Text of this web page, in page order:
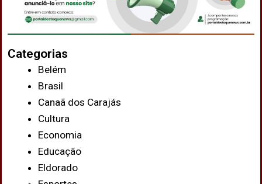
Categorias
Belém
Brasil
Canaã dos Carajás
Cultura
Economia
Educação
Eldorado